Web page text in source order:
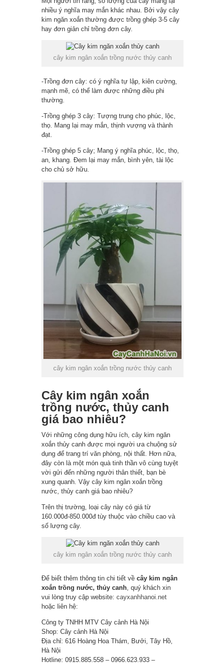
nhiều ý nghĩa may mắn khác nhau. Bởi vậy cây
kim ngăn xoắn thường được trồng ghép 3-5 cây
hay đơn giản chỉ trồng đơn cây.
cây kim ngân xoắn trồng nước thủy canh
-Trồng đơn cây: có ý nghĩa tự lập, kiên cường,
mạnh mẽ, có thể làm được những điều phi
thường.
-Trồng ghép 3 cây: Tượng trung cho phúc, lộc,
thọ. Mang lại may mắn, thịnh vượng và thành
đạt.
-Trồng ghép 5 cây; Mang ý nghĩa phúc, lộc, thọ,
an, khang. Đem lại may mắn, bình yên, tài lộc
cho chủ sở hữu.
cây kim ngân xoắn trồng nước thủy canh
Cây kim ngân xoắn
trồng nước, thủy canh
giá bao nhiêu?
Với những công dụng hữu ích, cây kim ngăn
xoắn thủy canh được mọi người ưa chuộng sử
dụng để trang trí văn phòng, nội thất. Hơn nữa,
đây còn là một món quà tinh thần vô cùng tuyệt
vời gửi đến những người thân thiết, bạn bè
xung quanh. Vậy cây kim ngân xoắn trồng
nước, thủy canh giá bao nhiêu?
Trên thị trường, loại cây này có giá từ
160.000đ-850.000đ tùy thuộc vào chiều cao và
số lượng cây.
cây kim ngân xoắn trồng nước thủy canh
Để biết thêm thông tin chi tiết về cây kim ngân
xoắn trồng nước, thủy canh , quý khách xin
vui lòng truy cập website: cayxanhhanoi.net
hoặc liên hệ:
Công ty TNHH MTV Cây cảnh Hà Nội
Shop: Cây cảnh Hà Nội
Địa chỉ: 616 Hoàng Hoa Thám, Bưởi, Tây Hồ,
Hà Nội
Hotline: 0915.885.558 – 0966.623.933 –